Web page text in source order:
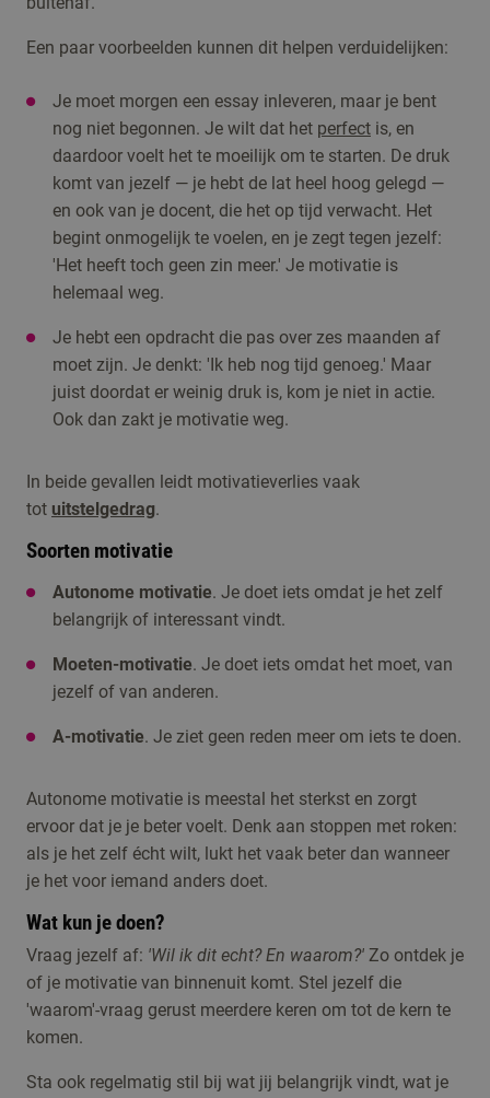
Een paar voorbeelden kunnen dit helpen verduidelijken:
Je moet morgen een essay inleveren, maar je bent
nog niet begonnen. Je wilt dat het perfect is, en
daardoor voelt het te moeilijk om te starten. De druk
komt van jezelf — je hebt de lat heel hoog gelegd —
en ook van je docent, die het op tijd verwacht. Het
begint onmogelijk te voelen, en je zegt tegen jezelf:
'Het heeft toch geen zin meer.' Je motivatie is
helemaal weg.
Je hebt een opdracht die pas over zes maanden af
moet zijn. Je denkt: 'Ik heb nog tijd genoeg.' Maar
juist doordat er weinig druk is, kom je niet in actie.
Ook dan zakt je motivatie weg.
In beide gevallen leidt motivatieverlies vaak
tot uitstelgedrag.
Soorten motivatie
Autonome motivatie. Je doet iets omdat je het zelf
belangrijk of interessant vindt.
Moeten-motivatie. Je doet iets omdat het moet, van
jezelf of van anderen.
A-motivatie. Je ziet geen reden meer om iets te doen.
Autonome motivatie is meestal het sterkst en zorgt
ervoor dat je je beter voelt. Denk aan stoppen met roken:
als je het zelf écht wilt, lukt het vaak beter dan wanneer
je het voor iemand anders doet.
Wat kun je doen?
Vraag jezelf af: 'Wil ik dit echt? En waarom?' Zo ontdek je
of je motivatie van binnenuit komt. Stel jezelf die
'waarom'-vraag gerust meerdere keren om tot de kern te
komen.
Sta ook regelmatig stil bij wat jij belangrijk vindt, wat je